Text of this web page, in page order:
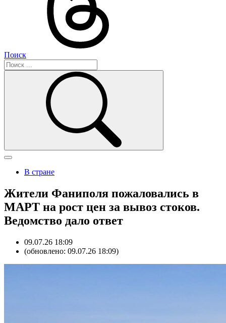
Поиск
В стране
Жители Фаниполя пожаловались в
МАРТ на рост цен за вывоз стоков.
Ведомство дало ответ
09.07.26 18:09
(обновлено: 09.07.26 18:09)